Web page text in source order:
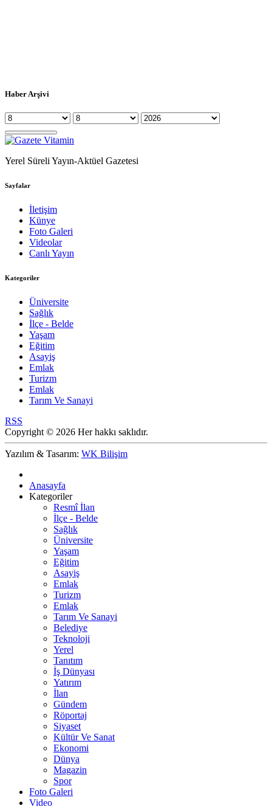
Haber Arşivi
Yerel Süreli Yayın-Aktüel Gazetesi
Sayfalar
İletişim
Künye
Foto Galeri
Videolar
Canlı Yayın
Kategoriler
Üniversite
Sağlık
İlçe - Belde
Yaşam
Eğitim
Asayiş
Emlak
Turizm
Emlak
Tarım Ve Sanayi
RSS
Copyright © 2026 Her hakkı saklıdır.
Yazılım & Tasarım: WK Bilişim
Anasayfa
Kategoriler
Resmî İlan
İlçe - Belde
Sağlık
Üniversite
Yaşam
Eğitim
Asayiş
Emlak
Turizm
Emlak
Tarım Ve Sanayi
Belediye
Teknoloji
Yerel
Tanıtım
İş Dünyası
Yatırım
İlan
Gündem
Röportaj
Siyaset
Kültür Ve Sanat
Ekonomi
Dünya
Magazin
Spor
Foto Galeri
Video